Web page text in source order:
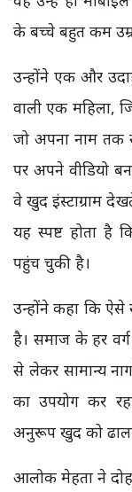
के बच्चे बहुत कम
उन्होंने एक और
वाली एक महिला,
जो अपना नाम तक
पर अपने वीडियो
वे खुद इंस्टाग्राम
यह स्पष्ट होता है
पहुंच चुकी है।
उन्होंने कहा कि ऐसे
है। समाज के हर
से लेकर सामान्य
का उपयोग कर
अनुरूप खुद को
आलोक मेहता ने